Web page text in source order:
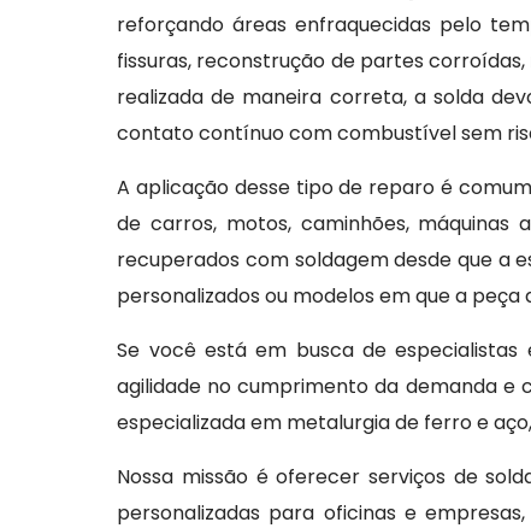
reforçando áreas enfraquecidas pelo
fissuras, reconstrução de partes
realizada de maneira correta, a solda
contato contínuo com combustível sem
A aplicação desse tipo de reparo é
de carros, motos, caminhões,
recuperados com soldagem desde que a
personalizados ou modelos em que a
Se você está em busca de especialistas
agilidade no cumprimento da demanda e
especializada em metalurgia de ferro e
Nossa missão é oferecer serviços de
personalizadas para oficinas e